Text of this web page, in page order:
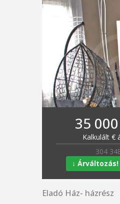
35
Kalkulált €
304
↓ Árváltozás!
Eladó Ház- házrész